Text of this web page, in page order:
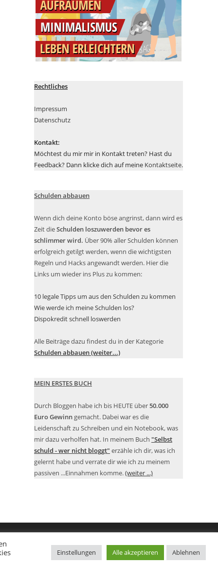
Rechtliches
Impressum
Datenschutz
Kontakt:
Möchtest du mir mir in Kontakt treten? Hast du
Feedback? Dann klicke dich auf meine Kontaktseite.
Schulden abbauen
Wenn dich deine Konto böse angrinst, dann wird es
Zeit dieSchulden loszuwerden bevor es
schlimmer wird. Über 90% aller Schulden können
erfolgreich getilgt werden, wenn die wichtigsten
Regeln und Hacks angewandt werden. Hier die
Links um wieder ins Plus zu kommen:
10 legale Tipps um aus den Schulden zu kommen
Wie werde ich meine Schulden los?
Dispokredit schnell loswerden
Alle Beiträge dazu findest du in der Kategorie
Schulden abbauen (weiter...)
MEIN ERSTES BUCH
Durch Bloggen habe ich bis HEUTE über50.000
Euro Gewinn gemacht. Dabei war es die
Leidenschaft zu Schreiben und ein Notebook, was
mir dazu verholfen hat. In meinem Buch "Selbst
schuld - wer nicht bloggt" erzähle ich dir, was ich
gelernt habe und verrate dir wie ich zu meinem
passiven ...Einnahmen komme.(weiter ...)
Einstellungen Alle akzeptieren Ablehnen